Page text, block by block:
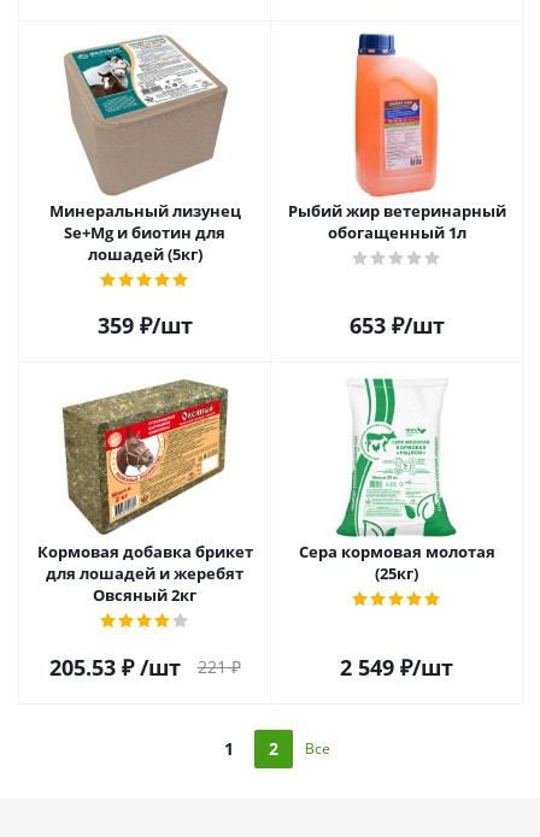
Минеральный лизунец
Se+Mg и биотин для
лошадей (5кг)
359₽/шт
Рыбий жир ветеринарный
обогащенный 1л
653₽/шт
Кормовая добавка брикет
для лошадей и жеребят
Овсяный 2кг
205.53₽ /шт 221₽
Сера кормовая молотая
(25кг)
2 549 ₽/шт
1 2 Все